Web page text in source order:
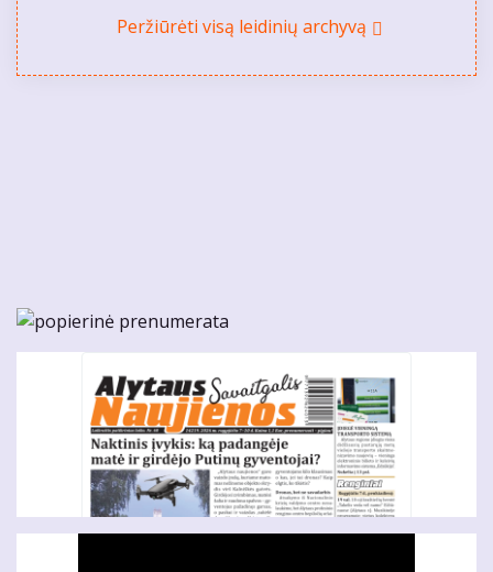
Peržiūrėti visą leidinių archyvą